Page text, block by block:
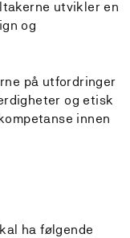
utvikler en
og
på utfordringer
og etisk
innen
ha følgende